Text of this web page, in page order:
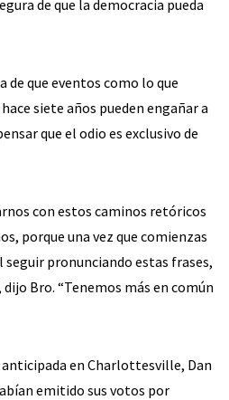
de que la democracia pueda
de que eventos como lo que
siete años pueden engañar a
que el odio es exclusivo de
con estos caminos retóricos
porque una vez que comienzas
pronunciando estas frases,
Bro. “Tenemos más en común
en Charlottesville, Dan
emitido sus votos por